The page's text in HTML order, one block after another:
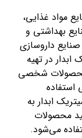
مواد غذایی،
بهداشتی و
داروسازی
در تهیه
محصولات شخصی
استفاده
ابدار به
محصولات
می‌شود.